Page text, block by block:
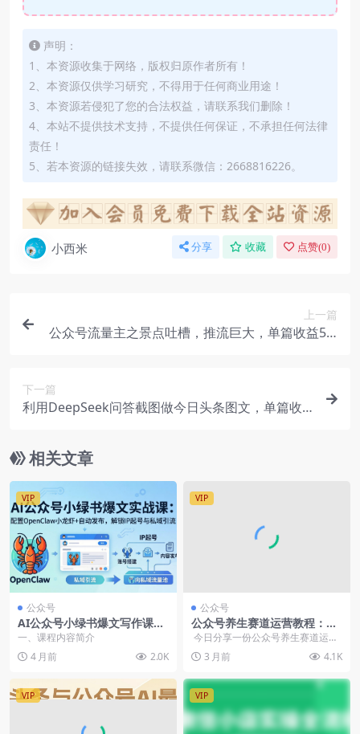
声明：
1、本资源收集于网络，版权归原作者所有！
2、本资源仅供学习研究，不得用于任何商业用途！
3、本资源若侵犯了您的合法权益，请联系我们删除！
4、本站不提供技术支持，不提供任何保证，不承担任何法律
责任！
5、若本资源的链接失效，请联系微信：2668816226。
小西米 分享 收藏 点赞(0)
上一篇
公众号流量主之景点吐槽，推流巨大，单篇收益50-
下一篇
利用DeepSeek问答截图做今日头条图文，单篇收
相关文章
VIP
公众号
AI公众号小绿书爆文写作课：
OpenClaw小龙虾云端部署
+自动选题发布，矩阵运营轻
松获取流量主收益（飞书文档
一、课程内容简介
4 月前
2.0K
VIP
公众号
公众号养生赛道运营教程：AI
+矩阵操作+原创爆文生成，高
需求养生号中老年内容号
今日分享一份公众号养生赛道运营
资料。主要讲 AI + 矩阵操作 + ...
3 月前 4.1K
VIP VIP